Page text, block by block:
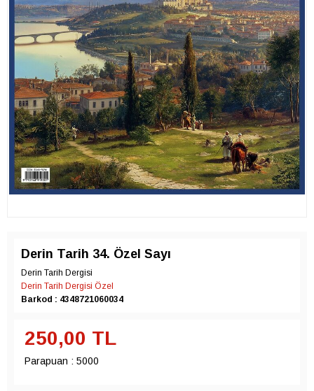
Derin Tarih 34. Özel Sayı
Derin Tarih Dergisi
Derin Tarih Dergisi Özel
Barkod : 4348721060034
250,00 TL
Parapuan : 5000